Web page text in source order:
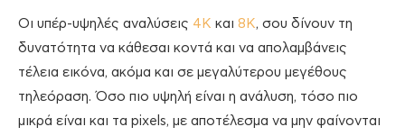
Οι υπέρ-υψηλές αναλύσεις 4Κ και 8Κ, σου δίνουν τη
δυνατότητα να κάθεσαι κοντά και να απολαμβάνεις
τέλεια εικόνα, ακόμα και σε μεγαλύτερου μεγέθους
τηλεόραση. Όσο πιο υψηλή είναι η ανάλυση, τόσο πιο
μικρά είναι και τα pixels, με αποτέλεσμα να μην φαίνονται